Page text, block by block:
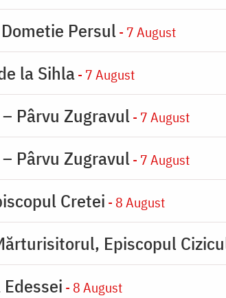
Persul - 7 August
la Sihla- 7 August
Pârvu Zugravul - 7 August
Pârvu Zugravul - 7 August
Cretei - 8 August
Episcopul
- 8 August